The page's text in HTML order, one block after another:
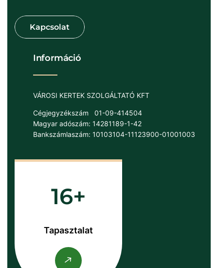
Információ
VÁROSI KERTEK SZOLGÁLTATÓ KFT
Cégjegyzékszám
01-09-414504
Magyar adószám: 14281189-1-42
Bankszámlaszám: 10103104-11123900-01001003
16
Tapasztalat